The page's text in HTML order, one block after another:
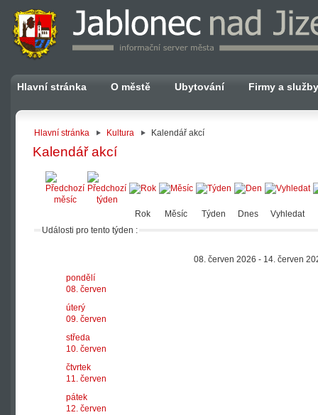
Hlavní stránka O městě Ubytování Firmy a služby
Hlavní stránka Kultura Kalendář akcí
Kalendář akcí
Rok Měsíc Týden Dnes
Vyhledat
Události pro tento týden :
08. červen 2026 - 14. červen
pondělí
08. červen
úterý
09. červen
středa
10. červen
čtvrtek
11. červen
pátek
12. červen